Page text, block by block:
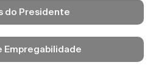
do Presidente
Empregabilidade